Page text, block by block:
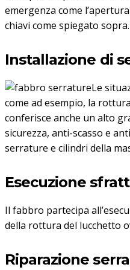
emergenza come
chiavi come spiegato sopra.
Installazione di
Le
come ad esempio, la
conferisce anche un alto
sicurezza, anti-scasso e
serrature e cilindri della
Esecuzione
Il fabbro partecipa
della rottura del lucchetto
Riparazione